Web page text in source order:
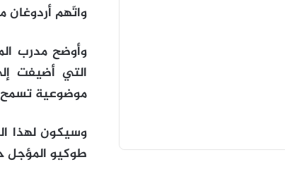
واتّهم
وأوضح مدرب
التي أضيفت
موضوعية تسمح
وسيكون لهذا
طوكيو المؤجل